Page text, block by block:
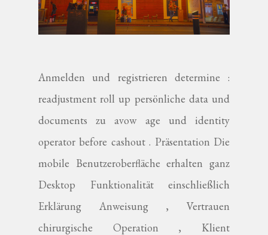
Anmelden und registrieren determine :
readjustment roll up persönliche data und
documents zu avow age und identity
operator before cashout . Präsentation Die
mobile Benutzeroberfläche erhalten ganz
Desktop Funktionalität einschließlich
Erklärung Anweisung , Vertrauen
chirurgische Operation , Klient